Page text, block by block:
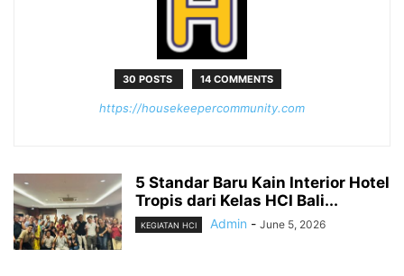
30 POSTS 14 COMMENTS
https://housekeepercommunity.com
5 Standar Baru Kain Interior Hotel
Tropis dari Kelas HCI Bali...
KEGIATAN HCI Admin - June 5, 2026